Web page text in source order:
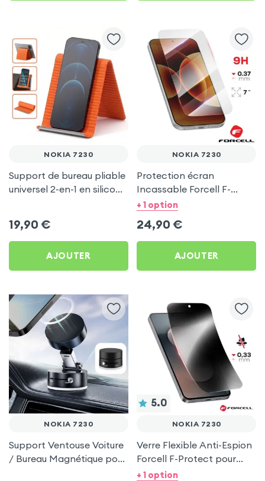
NOKIA 7230
Support de bureau pliable
universel 2-en-1 en silicone
19,90 €
AJOUTER
NOKIA 7230
Protection écran
Incassable Forcell F-
Protect Nano 9H pour
+ 1 option
24,90 €
AJOUTER
NOKIA 7230
Support Ventouse Voiture
/ Bureau Magnétique pour
5.0
NOKIA 7230
Verre Flexible Anti-Espion
Forcell F-Protect pour
Nokia 7230
+ 1 option